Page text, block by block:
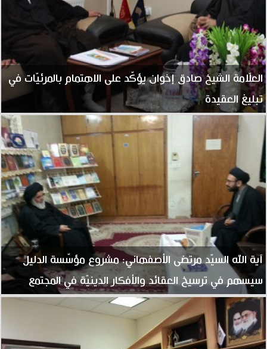
العلّامة الشيخ صادق إخوان يؤكّد على الاهتمام بالمرئيّات في
تبليغ العقيدة
آية الله السيّد مرتضى الأصفهاني: مشروع مؤسّسة الدليل
سيسهم في ترسيخ العقائد والأفكار الدينيّة في المجتمع